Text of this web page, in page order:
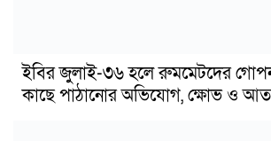
ইবির জুলাই-৩৬ হলে রুমমেটদের গোপন
কাছে পাঠানোর অভিযোগ, ক্ষোভ ও আতঙ্ক